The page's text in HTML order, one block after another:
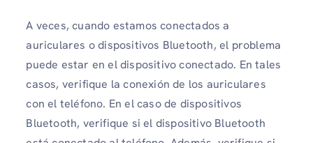
A veces, cuando estamos conectados a
auriculares o dispositivos Bluetooth, el problema
puede estar en el dispositivo conectado. En tales
casos, verifique la conexión de los auriculares
con el teléfono. En el caso de dispositivos
Bluetooth, verifique si el dispositivo Bluetooth